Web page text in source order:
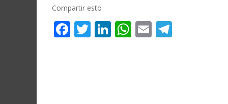
Compartir esto
Facebook
Twitter
LinkedIn
WhatsApp
Email